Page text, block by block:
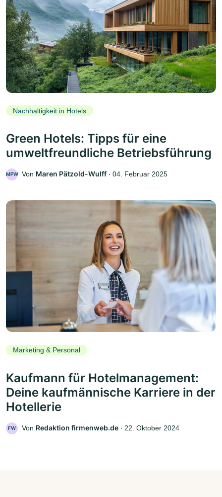
Nachhaltigkeit in Hotels
Green Hotels: Tipps für eine
umweltfreundliche Betriebsführung
MPW Von Maren Pätzold-Wulff ‧ 04. Februar 2025
Marketing & Personal
Kaufmann für Hotelmanagement:
Deine kaufmännische Karriere in der
Hotellerie
FW Von Redaktion firmenweb.de ‧ 22. Oktober 2024